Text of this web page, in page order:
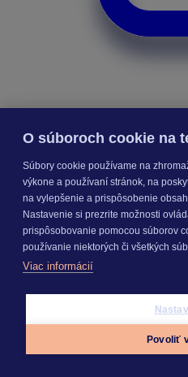
O súboroch cookie na
Súbory cookie používame na
výkone a používaní stránok, na
na vylepšenie a prispôsobenie
Nastavenie si prezrite možnosti
prispôsobovanie pomocou súborov
používanie niektorých či všetkých
Viac informácií
Povoliť